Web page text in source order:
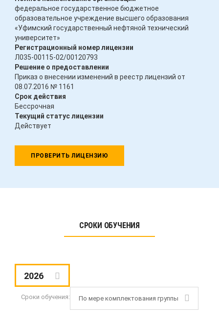
федеральное государственное бюджетное
образовательное учреждение высшего образования
«Уфимский государственный нефтяной технический
университет»
Регистрационный номер лицензии
Л035-00115-02/00120793
Решение о предоставлении
Приказ о внесении изменений в реестр лицензий от
08.07.2016 № 1161
Срок действия
Бессрочная
Текущий статус лицензии
Действует
ПРОВЕРИТЬ ЛИЦЕНЗИЮ
СРОКИ ОБУЧЕНИЯ
2026
Сроки обучения: По мере комплектования группы